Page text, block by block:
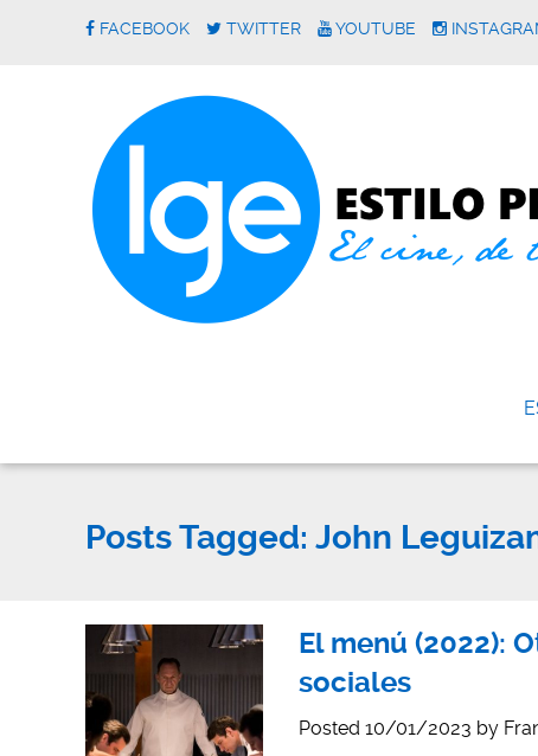
FACEBOOK TWITTER YOUTUBE
Posts Tagged: John
El menú (2022):
sociales
Posted 10/01/2023 by